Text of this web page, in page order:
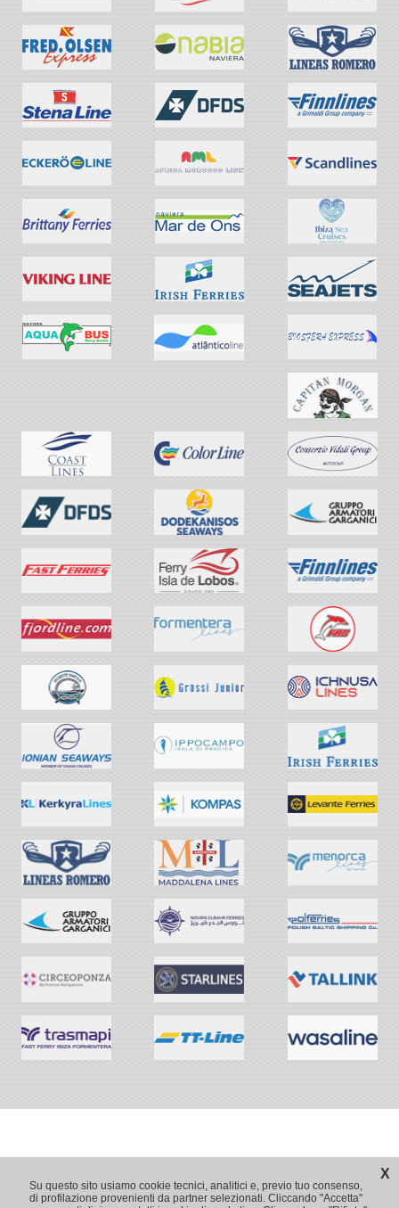
X
Su questo sito usiamo cookie tecnici, analitici e, previo tuo consenso,
di profilazione provenienti da partner selezionati. Cliccando "Accetta"